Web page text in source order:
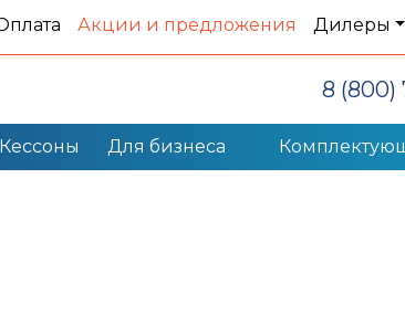
Акции и предложения Дилеры
8 (800)
Кессоны Для бизнеса